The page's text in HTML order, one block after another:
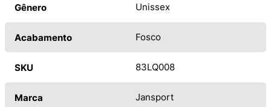
Gênero Unissex
Acabamento Fosco
SKU 83LQ008
Marca Jansport